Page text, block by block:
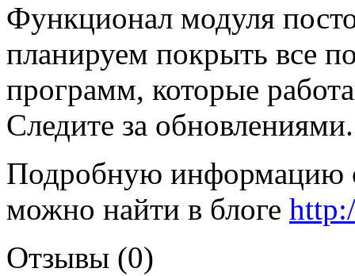
Функционал модуля
планируем покрыть все
программ, которые
Следите за обновлениями.
Подробную информацию
можно найти в блоге
Отзывы (0)